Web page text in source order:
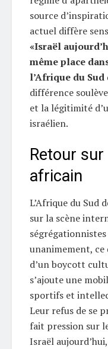
source
actuel diffère
«Israël
même place
l’Afrique du Sud
différence
et la légitimité
israélien.
Retour sur
africain
L’Afrique du Sud
sur la scène
unanimement, ce
d’un boycott
s’ajoute une
sportifs et
Leur refus de se
fait pression sur
Israël